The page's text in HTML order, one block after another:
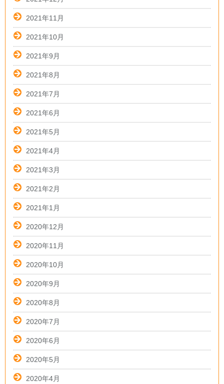
2021年11月
2021年10月
2021年9月
2021年8月
2021年7月
2021年6月
2021年5月
2021年4月
2021年3月
2021年2月
2021年1月
2020年12月
2020年11月
2020年10月
2020年9月
2020年8月
2020年7月
2020年6月
2020年5月
2020年4月